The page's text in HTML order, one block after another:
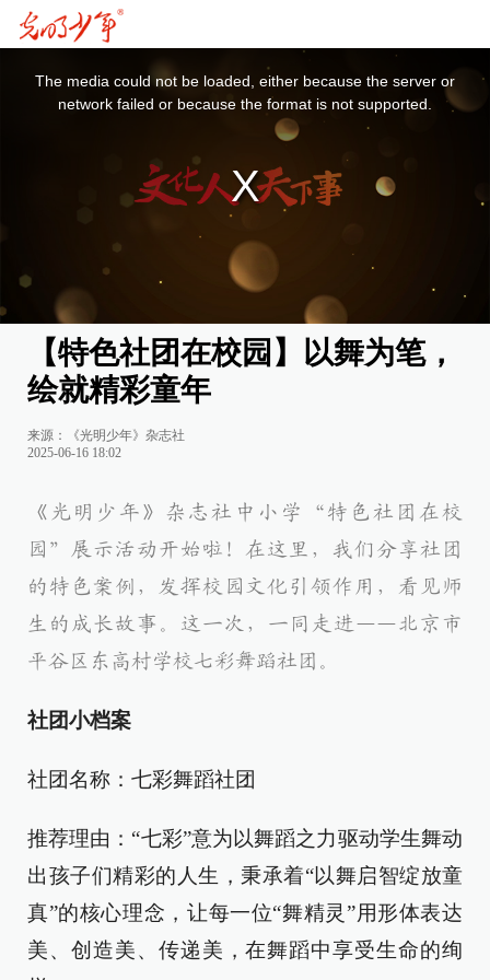
The media could not be loaded, either because the server or
network failed or because the format is not supported.
【特色社团在校园】以舞为笔，
绘就精彩童年
来源：《光明少年》杂志社
2025-06-16 18:02
《光明少年》杂志社中小学“特色社团在校
园”展示活动开始啦！在这里，我们分享社团
的特色案例，发挥校园文化引领作用，看见师
生的成长故事。这一次，一同走进——北京市
平谷区东高村学校 七彩舞蹈社团。
社团小档案
社团名称：七彩舞蹈社团
推荐理由：“七彩”意为以舞蹈之力驱动学生舞动
出孩子们精彩的人生，秉承着“以舞启智绽放童
真”的核心理念，让每一位“舞精灵”用形体表达
美、创造美、传递美，在舞蹈中享受生命的绚